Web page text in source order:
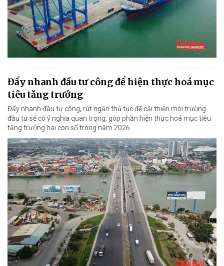
Đẩy nhanh đầu tư công để hiện thực hoá mục
tiêu tăng trưởng
Đẩy nhanh đầu tư công, rút ngắn thủ tục để cải thiện môi trường
đầu tư sẽ có ý nghĩa quan trọng, góp phần hiện thực hoá mục tiêu
tăng trưởng hai con số trong năm 2026.